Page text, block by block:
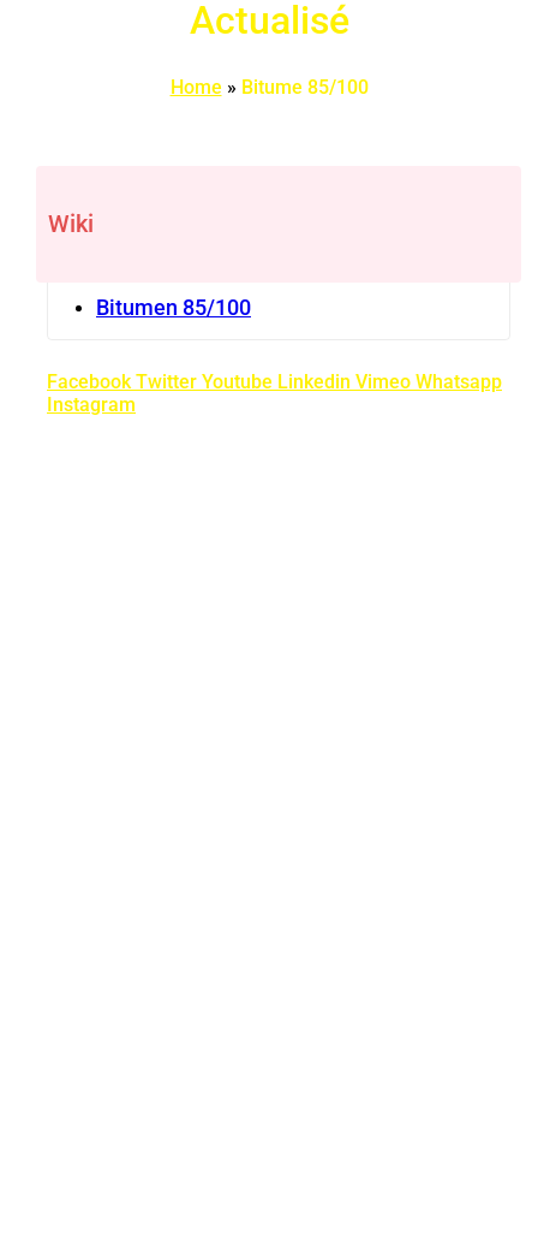
Actualisé
Home » Bitume 85/100
Wiki
Bitumen 85/100
Facebook Twitter Youtube Linkedin Vimeo Whatsapp
Instagram